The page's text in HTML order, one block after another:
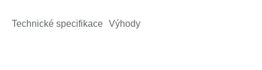
Technické specifikace Výhody